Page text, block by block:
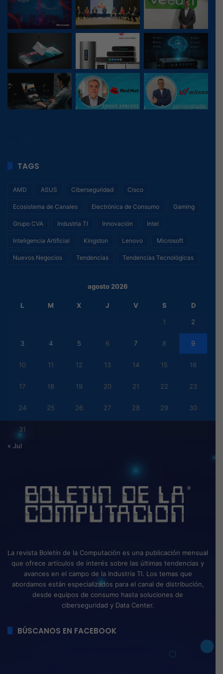
TAGS
AMD ASUS Ciberseguridad Cisco
Ecosistema de Canales Electrónica de Consumo Gaming
Grupo CVA Industria TI Innovación Intel
Inteligencia Artificial Kingston Lenovo Microsoft
Nuevos Negocios Tendencias Tendencias Tecnológicas
agosto 2026
L M X J V S D
1 2
3 4 5 6 7 8 9
10 11 12 13 14 15 16
17 18 19 20 21 22 23
24 25 26 27 28 29 30
31
« Jul
La revista Boletín de la Computación es una publicación mensual
que ofrece artículos de interés sobre las últimas tendencias y
avances en el campo de la Industria TI. Los temas que
abordamos están especializados para el canal de distribución,
desde equipos de consumo hasta soluciones de
ciberseguridad y Data Center.
BÚSCANOS EN FACEBOOK